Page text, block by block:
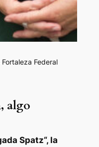
Fortaleza Federal
algo
Spatz“, la